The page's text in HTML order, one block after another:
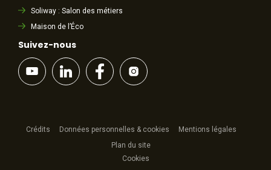
Soliway : Salon des métiers
Maison de l’Éco
Suivez-nous
Crédits Données personnelles & cookies
Mentions légales
Plan du site
Cookies